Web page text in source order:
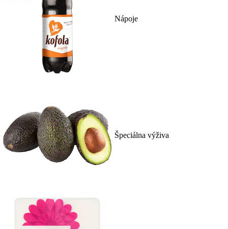
Nápoje
Špeciálna výživa